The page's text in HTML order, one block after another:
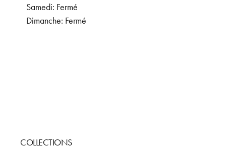
Samedi: Fermé
Dimanche: Fermé
COLLECTIONS